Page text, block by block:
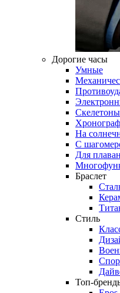
Дорогие часы
Умные
Скелетоны
На
С
Для
Браслет
Стиль
Топ-